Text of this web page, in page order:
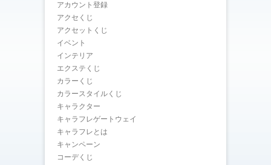
アカウント登録
アクセくじ
アクセットくじ
イベント
インテリア
エクステくじ
カラーくじ
カラースタイルくじ
キャラクター
キャラフレゲートウェイ
キャラフレとは
キャンペーン
コーデくじ